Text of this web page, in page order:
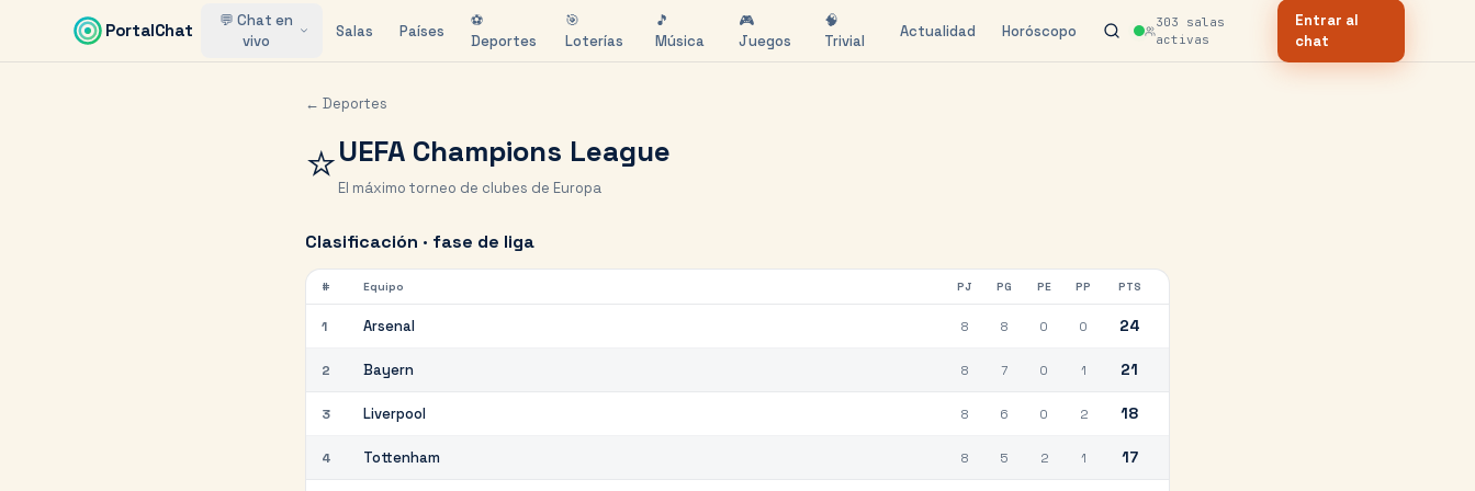
Saltar al contenido principal
PortalChat
💬 Chat en
vivo
Salas Países
⚽
Deportes
🎯
Loterías
🎵
Música
🎮
Juegos
🧠
Trivial
Actualidad Horóscopo 303 salas
activas
Entrar al
chat
← Deportes
⭐UEFA Champions League
El máximo torneo de clubes de Europa
Clasificación · fase de liga
# Equipo PJ PG PE PP PTS
1 Arsenal 8 8 0 0 24
2 Bayern 8 7 0 1 21
3 Liverpool 8 6 0 2 18
4 Tottenham 8 5 2 1 17